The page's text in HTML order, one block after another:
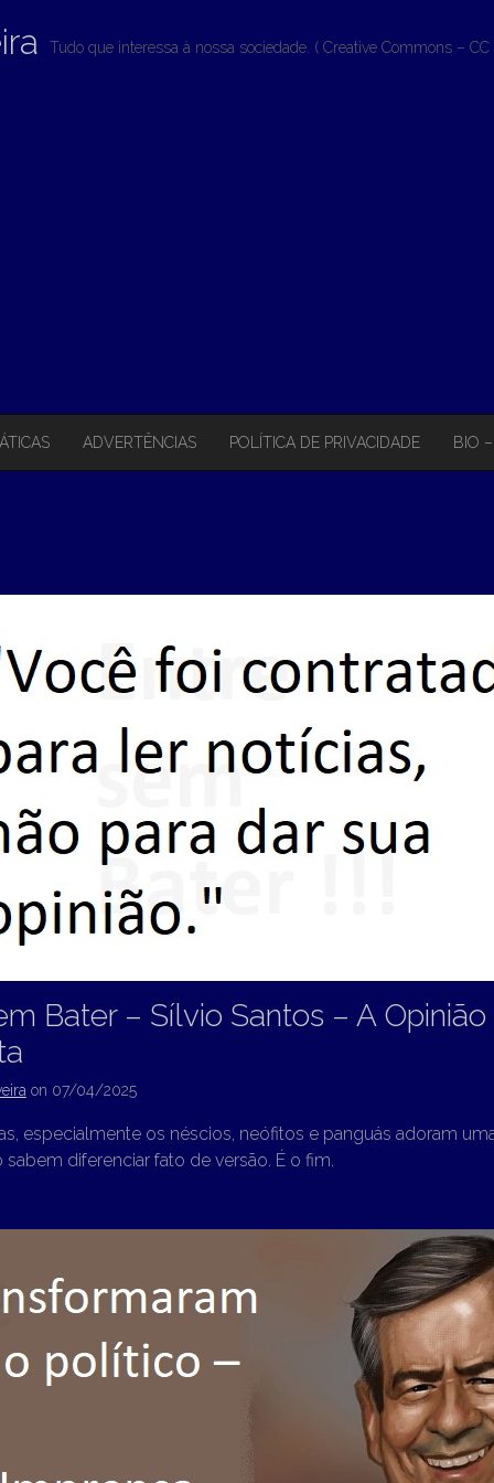
Tudo que interessa à nossa sociedade. ( Creative Commons – CC
ADVERTÊNCIAS POLÍTICA DE PRIVACIDADE BIO
Bater – Sílvio Santos – A Opinião
on 07/04/2025
especialmente os néscios, neófitos e panguás adoram
sabem diferenciar fato de versão. É o fim.